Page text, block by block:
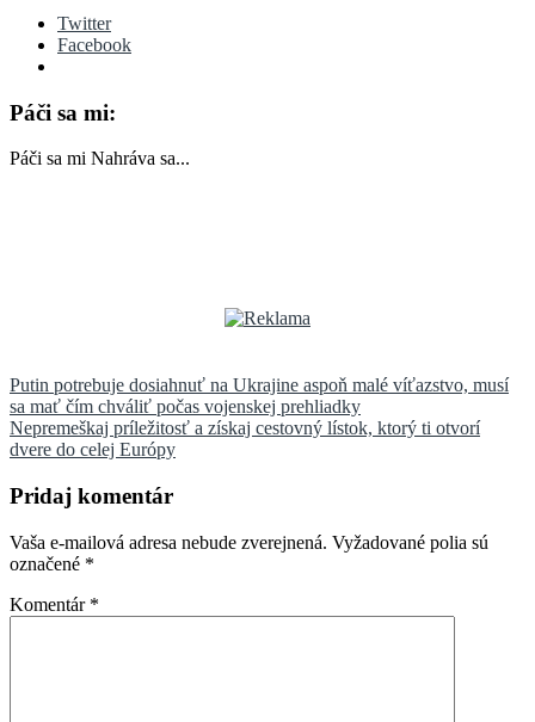
Twitter
Facebook
Páči sa mi:
Páči sa mi Nahráva sa...
Navigácia
v
článku
Putin potrebuje dosiahnuť na Ukrajine aspoň malé víťazstvo, musí
sa mať čím chváliť počas vojenskej prehliadky
Nepremeškaj príležitosť a získaj cestovný lístok, ktorý ti otvorí
dvere do celej Európy
Pridaj komentár
Vaša e-mailová adresa nebude zverejnená. Vyžadované polia sú
označené *
Komentár *